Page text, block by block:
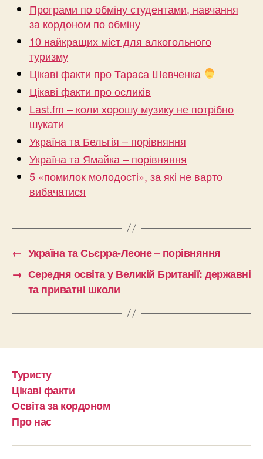
Програми по обміну студентами, навчання
за кордоном по обміну
10 найкращих міст для алкогольного
туризму
Цікаві факти про Тараса Шевченка
Цікаві факти про осликів
Last.fm – коли хорошу музику не потрібно
шукати
Україна та Бельгія – порівняння
Україна та Ямайка – порівняння
5 «помилок молодості», за які не варто
вибачатися
← Україна та Сьєрра-Леоне – порівняння
→ Середня освіта у Великій Британії: державні
та приватні школи
Туристу
Цікаві факти
Освіта за кордоном
Про нас